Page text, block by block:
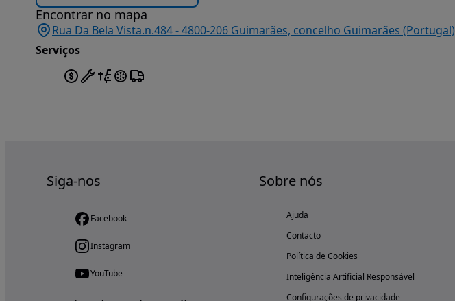
Encontrar no mapa
Rua Da Bela Vista.n.484 - 4800-206 Guimarães, concelho Guimarães (Portugal)
Serviços
Siga-nos
Facebook
Instagram
YouTube
Sobre nós
Ajuda
Contacto
Política de Cookies
Inteligência Artificial Responsável
Configurações de privacidade